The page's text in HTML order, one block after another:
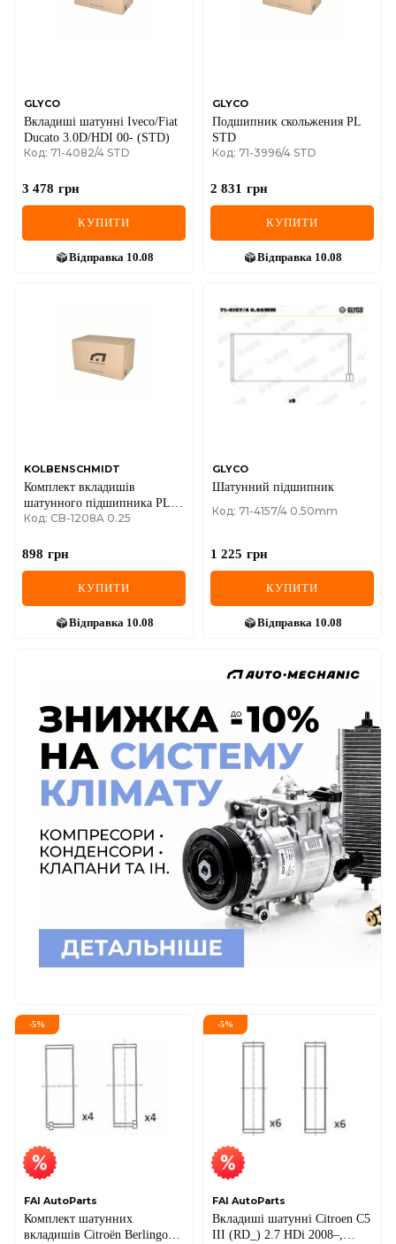
GLYCO
Вкладиші шатунні Iveco/Fiat
Ducato 3.0D/HDI 00- (STD)
Код: 71-4082/4 STD
3 478 грн
КУПИТИ
Відправка 10.08
GLYCO
Подшипник скольжения PL
STD
Код: 71-3996/4 STD
2 831 грн
КУПИТИ
Відправка 10.08
KOLBENSCHMIDT
Комплект вкладишів
шатунного підшипника PL
GA NISSAN
Код: CB-1208A 0.25
898 грн
КУПИТИ
Відправка 10.08
GLYCO
Шатунний підшипник
Код: 71-4157/4 0.50mm
1 225 грн
КУПИТИ
Відправка 10.08
-5%
FAI AutoParts
Комплект шатунних
вкладишів Citroën Berlingo
-5%
FAI AutoParts
Вкладиші шатунні Citroen C5
III (RD_) 2.7 HDi 2008–,